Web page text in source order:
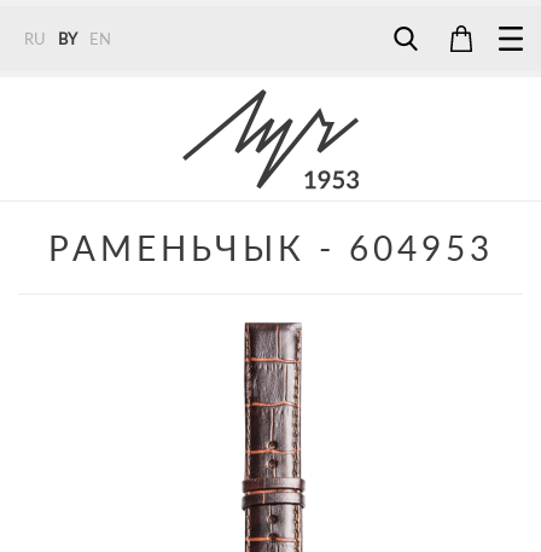
RU BY EN
+375 (29) 272 51 56
РАМЕНЬЧЫК - 604953